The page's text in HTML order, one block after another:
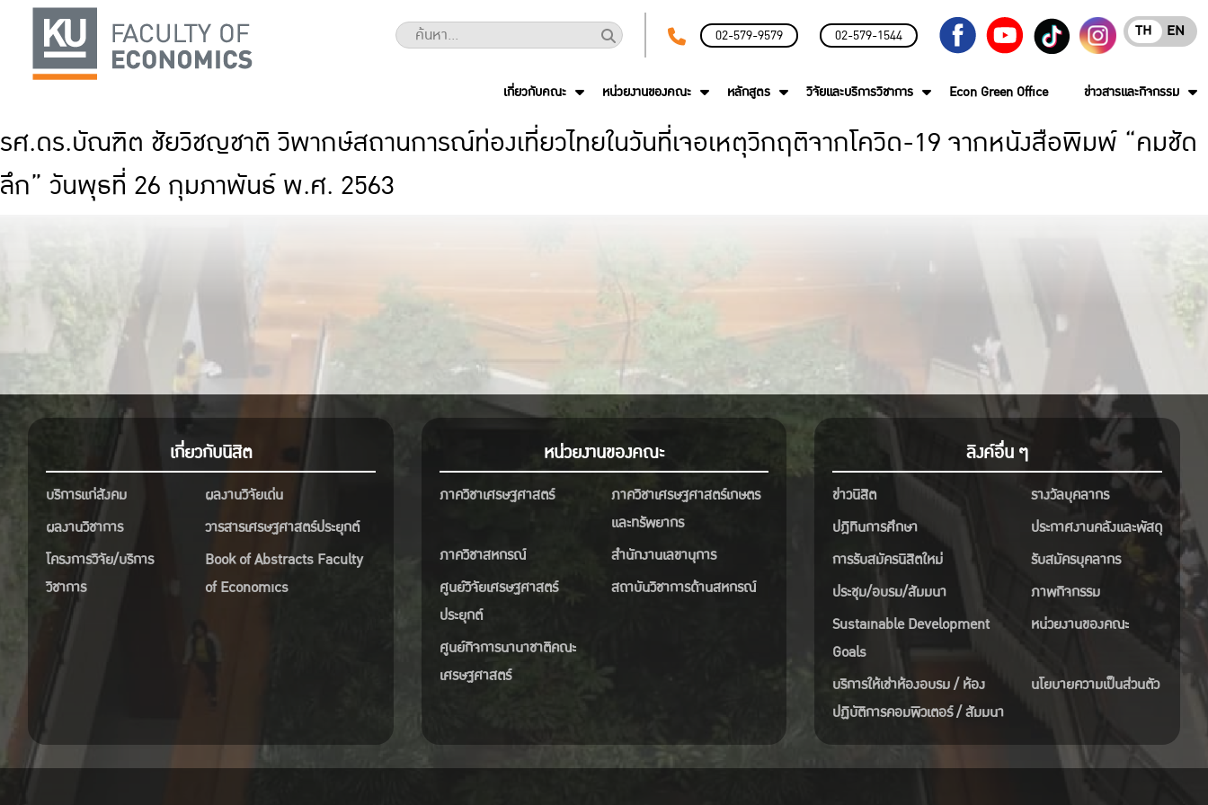
02-579-9579 02-579-1544 EN
TH
เกี่ยวกับคณะ หน่วยงานของคณะ หลักสูตร วิจัยและบริการวิชาการ Econ Green Office ข่าวสารและกิจกรรม
รศ.ดร.บัณฑิต ชัยวิชญชาติ วิพากษ์สถานการณ์ท่องเที่ยวไทยในวันที่เจอเหตุวิกฤติจากโควิด-19 จากหนังสือพิมพ์ “คมชัด
ลึก” วันพุธที่ 26 กุมภาพันธ์ พ.ศ. 2563
เกี่ยวกับนิสิต
บริการแก่สังคม
ผลงานวิจัยเด่น
ผลงานวิชาการ
วารสารเศรษฐศาสตร์ประยุกต์
โครงการวิจัย/บริการ
วิชาการ
Book of Abstracts Faculty
of Economics
หน่วยงานของคณะ
ภาควิชาเศรษฐศาสตร์
ภาควิชาเศรษฐศาสตร์เกษตร
และทรัพยากร
ภาควิชาสหกรณ์
สำนักงานเลขานุการ
ศูนย์วิจัยเศรษฐศาสตร์
ประยุกต์
สถาบันวิชาการด้านสหกรณ์
ศูนย์กิจการนานาชาติคณะ
เศรษฐศาสตร์
ลิงค์อื่น ๆ
ข่าวนิสิต
รางวัลบุคลากร
ปฎิทินการศึกษา
ประกาศงานคลังและพัสดุ
การรับสมัครนิสิตใหม่
รับสมัครบุคลากร
ประชุม/อบรม/สัมมนา
ภาพกิจกรรม
Sustainable Development
Goals
หน่วยงานของคณะ
บริการให้เช่าห้องอบรม / ห้อง
ปฏิบัติการคอมพิวเตอร์ / สัมมนา
นโยบายความเป็นส่วนตัว